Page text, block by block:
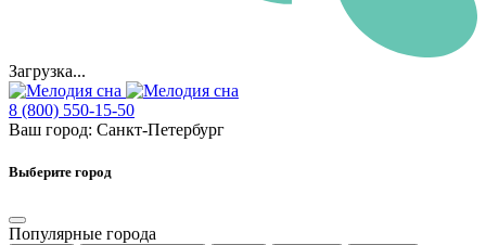
Загрузка...
8 (800) 550-15-50
Ваш город: Санкт-Петербург
Выберите город
Популярные города